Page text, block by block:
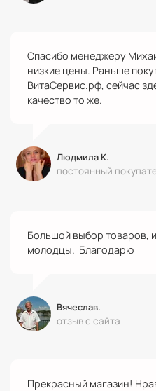
Спасибо менеджеру
низкие цены. Раньше
ВитаСервис.рф, сейчас
качество то же.
Людмила К.
постоянный
Большой выбор товаров,
молодцы. Благодарю
Вячеслав.
отзыв с сайта
Прекрасный магазин!